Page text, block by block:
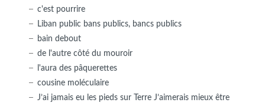
c'est pourrire
Liban public bans publics, bancs publics
bain debout
de l'autre côté du mouroir
l'aura des pâquerettes
cousine moléculaire
J’ai jamais eu les pieds sur Terre J’aimerais mieux être